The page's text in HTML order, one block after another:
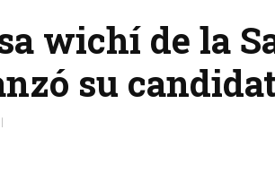
wichí de la
su